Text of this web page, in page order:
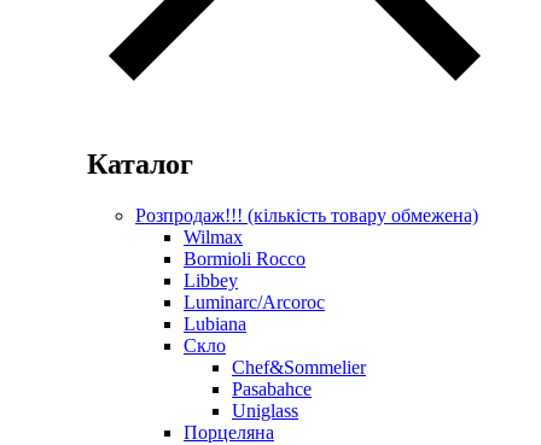
Каталог
Розпродаж!!! (кількість товару обмежена)
Wilmax
Bormioli Rocco
Libbey
Luminarc/Arcoroc
Lubiana
Скло
Chef&Sommelier
Pasabahce
Uniglass
Порцеляна